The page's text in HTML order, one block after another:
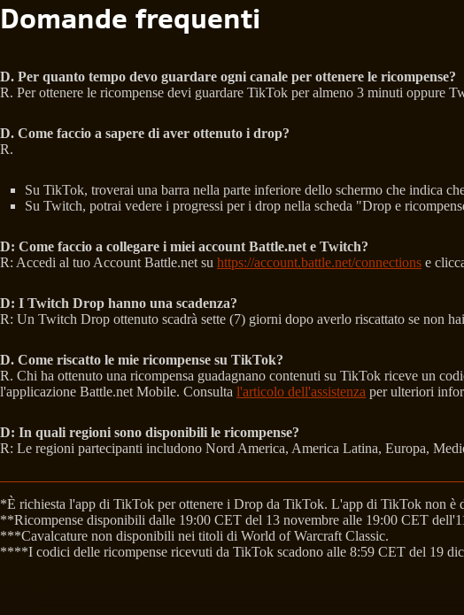
Domande frequenti
D. Per quanto tempo devo guardare ogni canale per ottenere le ricompense?
R. Per ottenere le ricompense devi guardare TikTok per almeno 3 minuti oppure
D. Come faccio a sapere di aver ottenuto i drop?
R.
Su TikTok, troverai una barra nella parte inferiore dello schermo che indica
Su Twitch, potrai vedere i progressi per i drop nella scheda "Drop e
D: Come faccio a collegare i miei account Battle.net e Twitch?
R: Accedi al tuo Account Battle.net su https://account.battle.net/connections e
D: I Twitch Drop hanno una scadenza?
R: Un Twitch Drop ottenuto scadrà sette (7) giorni dopo averlo riscattato se non
D. Come riscatto le mie ricompense su TikTok?
R. Chi ha ottenuto una ricompensa guadagnano contenuti su TikTok riceve un
l'applicazione Battle.net Mobile. Consulta l'articolo dell'assistenza per ulteriori
D: In quali regioni sono disponibili le ricompense?
R: Le regioni partecipanti includono Nord America, America Latina, Europa,
*È richiesta l'app di TikTok per ottenere i Drop da TikTok. L'app di TikTok non è
**Ricompense disponibili dalle 19:00 CET del 13 novembre alle 19:00 CET
***Cavalcature non disponibili nei titoli di World of Warcraft Classic.
****I codici delle ricompense ricevuti da TikTok scadono alle 8:59 CET del 19